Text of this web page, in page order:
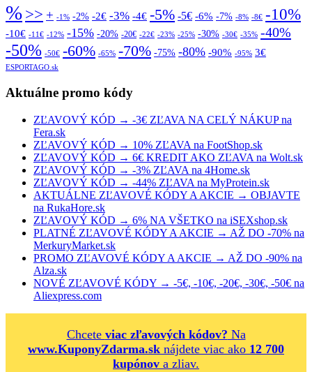
%>> + -1% -2% -2€ -3% -4€ -5% -5€ -6% -7% -8% -8€ -10%
-10€ -11€ -12% -15% -20% -20€ -22€ -23% -25% -30% -30€ -35% -40%
-50% -50€ -60% -65% -70% -75% -80% -90% -95% 3€
ESPORTAGO.sk
Aktuálne promo kódy
ZĽAVOVÝ KÓD → -3€ ZĽAVA NA CELÝ NÁKUP na
Fera.sk
ZĽAVOVÝ KÓD → 10% ZĽAVA na FootShop.sk
ZĽAVOVÝ KÓD → 6€ KREDIT AKO ZĽAVA na Wolt.sk
ZĽAVOVÝ KÓD → -3% ZĽAVA na 4Home.sk
ZĽAVOVÝ KÓD → -44% ZĽAVA na MyProtein.sk
AKTUÁLNE ZĽAVOVÉ KÓDY A AKCIE → OBJAVTE
na RukaHore.sk
ZĽAVOVÝ KÓD → 6% NA VŠETKO na iSEXshop.sk
PLATNÉ ZĽAVOVÉ KÓDY A AKCIE → AŽ DO -70% na
MerkuryMarket.sk
PROMO ZĽAVOVÉ KÓDY A AKCIE → AŽ DO -90% na
Alza.sk
NOVÉ ZĽAVOVÉ KÓDY → -5€, -10€, -20€, -30€, -50€ na
Aliexpress.com
Chcete viac zľavových kódov? Na
www.KuponyZdarma.sk nájdete viac ako 12 700
kupónov a zliav.